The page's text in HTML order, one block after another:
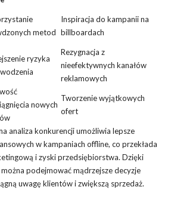
metod
Inspiracja do kampanii na
billboardach
ryzyka
Rezygnacja z
nieefektywnych kanałów
reklamowych
nowych
Tworzenie wyjątkowych
ofert
analiza konkurencji umożliwia lepsze
w kampaniach offline, co przekłada
i zyski przedsiębiorstwa. Dzięki
podejmować mądrzejsze decyzje
uwagę klientów i zwiększą sprzedaż.